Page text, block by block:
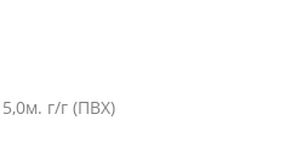
г/г (ПВХ)